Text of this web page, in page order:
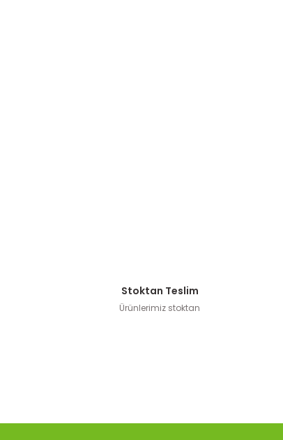
Stoktan Teslim
Ürünlerimiz stoktan